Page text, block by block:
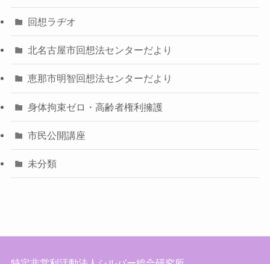
回想ラヂオ
北名古屋市回想法センターだより
恵那市明智回想法センターだより
身体拘束ゼロ・高齢者権利擁護
市民公開講座
未分類